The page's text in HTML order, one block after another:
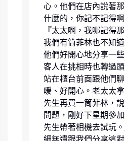
心。他們在店內說著
什麼的，你記不記得
『太太啊，我哪記得
我們有筒菲林也不知
他們好開心地分享一
客人在挑相時也轉過
站在櫃台前面跟他們
暖、好開心。老太太
先生再買一筒菲林，
問題，剛好下星期參
先生帶著相機去試玩